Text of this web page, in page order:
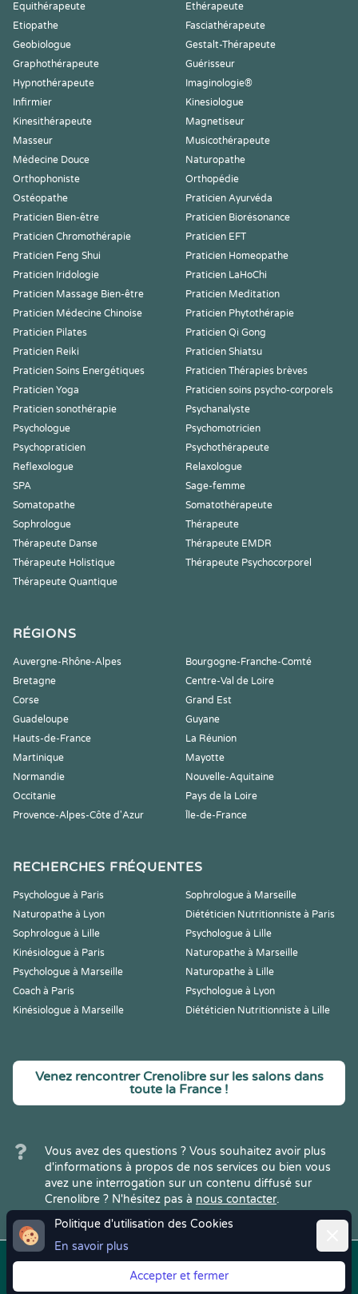
Politique d'utilisation des Cookies
En savoir plus
Accepter et fermer
Equithérapeute
Ethérapeute
Etiopathe
Fasciathérapeute
Geobiologue
Gestalt-Thérapeute
Graphothérapeute
Guérisseur
Hypnothérapeute
Imaginologie®
Infirmier
Kinesiologue
Kinesithérapeute
Magnetiseur
Masseur
Musicothérapeute
Médecine Douce
Naturopathe
Orthophoniste
Orthopédie
Ostéopathe
Praticien Ayurvéda
Praticien Bien-être
Praticien Biorésonance
Praticien Chromothérapie
Praticien EFT
Praticien Feng Shui
Praticien Homeopathe
Praticien Iridologie
Praticien LaHoChi
Praticien Massage Bien-être
Praticien Meditation
Praticien Médecine Chinoise
Praticien Phytothérapie
Praticien Pilates
Praticien Qi Gong
Praticien Reiki
Praticien Shiatsu
Praticien Soins Energétiques
Praticien Thérapies brèves
Praticien Yoga
Praticien soins psycho-corporels
Praticien sonothérapie
Psychanalyste
Psychologue
Psychomotricien
Psychopraticien
Psychothérapeute
Reflexologue
Relaxologue
SPA
Sage-femme
Somatopathe
Somatothérapeute
Sophrologue
Thérapeute
Thérapeute Danse
Thérapeute EMDR
Thérapeute Holistique
Thérapeute Psychocorporel
Thérapeute Quantique
RÉGIONS
Auvergne-Rhône-Alpes
Bourgogne-Franche-Comté
Bretagne
Centre-Val de Loire
Corse
Grand Est
Guadeloupe
Guyane
Hauts-de-France
La Réunion
Martinique
Mayotte
Normandie
Nouvelle-Aquitaine
Occitanie
Pays de la Loire
Provence-Alpes-Côte d'Azur
Île-de-France
RECHERCHES FRÉQUENTES
Psychologue à Paris
Sophrologue à Marseille
Naturopathe à Lyon
Diététicien Nutritionniste à Paris
Sophrologue à Lille
Psychologue à Lille
Kinésiologue à Paris
Naturopathe à Marseille
Psychologue à Marseille
Naturopathe à Lille
Coach à Paris
Psychologue à Lyon
Kinésiologue à Marseille
Diététicien Nutritionniste à Lille
Venez rencontrer Crenolibre sur les salons dans
toute la France !
Vous avez des questions ? Vous souhaitez avoir plus
d'informations à propos de nos services ou bien vous
avez une interrogation sur un contenu diffusé sur
Crenolibre ? N'hésitez pas à nous contacter.
Copyright © 2022Crenolibre, tous
Mentions
Légales
| CGV | RGPD